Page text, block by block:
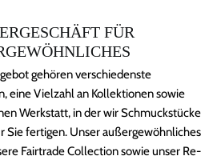
FÜR
gehören verschiedenste
eine Vielzahl an Kollektionen sowie
Werkstatt, in der wir Schmuckstücke
Sie fertigen. Unser außergewöhnliches
Fairtrade Collection sowie unser Re-